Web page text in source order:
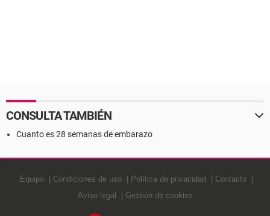
CONSULTA TAMBIÉN
Cuanto es 28 semanas de embarazo
Equipo Condiciones de uso Política de privacidad
Contacto
Aviso legal
Gestión de cookies